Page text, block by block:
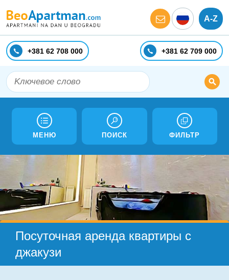
A-Z
+381 62 708 000 +381 62 709 000
МЕНЮ ПОИСК ФИЛЬТР
Посуточная аренда квартиры с
джакузи